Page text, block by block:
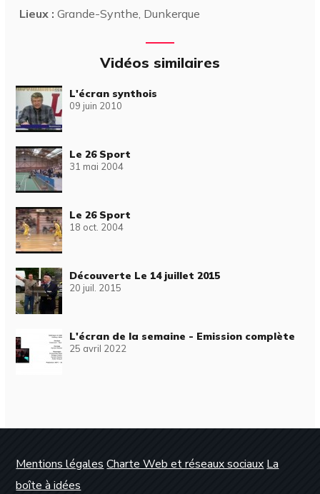
Lieux : Grande-Synthe, Dunkerque
Vidéos similaires
L'écran synthois
09 juin 2010
Le 26 Sport
31 mai 2004
Le 26 Sport
18 oct. 2004
Découverte Le 14 juillet 2015
20 juil. 2015
L'écran de la semaine - Emission complète
25 avril 2022
Mentions légales Charte Web et réseaux sociaux La
boîte à idées